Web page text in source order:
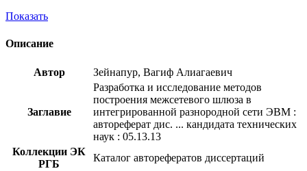
Показать
Описание
Автор Зейнапур, Вагиф Алиагаевич
Заглавие
Разработка и исследование методов
построения межсетевого шлюза в
интегрированной разнородной сети ЭВМ :
автореферат дис. ... кандидата технических
наук : 05.13.13
Коллекции ЭК
РГБ
Каталог авторефератов диссертаций